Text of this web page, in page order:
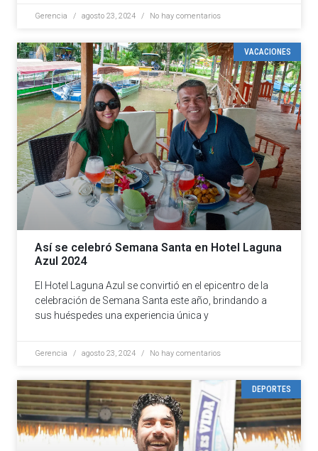
Gerencia agosto 23, 2024 No hay comentarios
VACACIONES
Así se celebró Semana Santa en Hotel Laguna
Azul 2024
El Hotel Laguna Azul se convirtió en el epicentro de la
celebración de Semana Santa este año, brindando a
sus huéspedes una experiencia única y
Gerencia agosto 23, 2024 No hay comentarios
DEPORTES